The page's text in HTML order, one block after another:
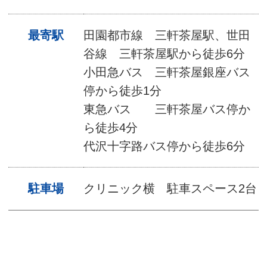
最寄駅
田園都市線 三軒茶屋駅、世田
谷線 三軒茶屋駅から徒歩6分
小田急バス 三軒茶屋銀座バス
停から徒歩1分
東急バス 三軒茶屋バス停か
ら徒歩4分
代沢十字路バス停から徒歩6分
駐車場 クリニック横 駐車スペース2台